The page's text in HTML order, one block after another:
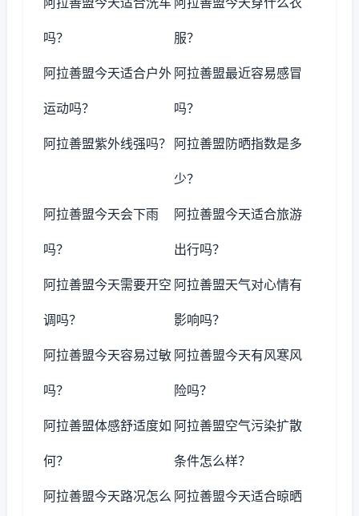
吗？ 服？
阿拉善盟今天适合户外
运动吗？
阿拉善盟最近容易感冒
吗？
阿拉善盟紫外线强吗？ 阿拉善盟防晒指数是多
少？
阿拉善盟今天会下雨
吗？
阿拉善盟今天适合旅游
出行吗？
阿拉善盟今天需要开空
调吗？
阿拉善盟天气对心情有
影响吗？
阿拉善盟今天容易过敏
吗？
阿拉善盟今天有风寒风
险吗？
阿拉善盟体感舒适度如
何？
阿拉善盟空气污染扩散
条件怎么样？
阿拉善盟今天路况怎么 阿拉善盟今天适合晾晒